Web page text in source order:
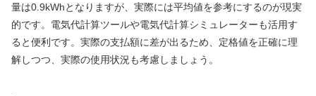
量は0.9kWhとなりますが、実際には平均値を参考にするのが現実
的です。電気代計算ツールや電気代計算シミュレーターも活用す
ると便利です。実際の支払額に差が出るため、定格値を正確に理
解しつつ、実際の使用状況も考慮しましょう。